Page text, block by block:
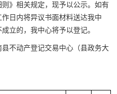
》相关规定，现予以公示。如有
日内将异议书面材料送达我中
立的，我中心将予以登记。
不动产登记交易中心（县政务大